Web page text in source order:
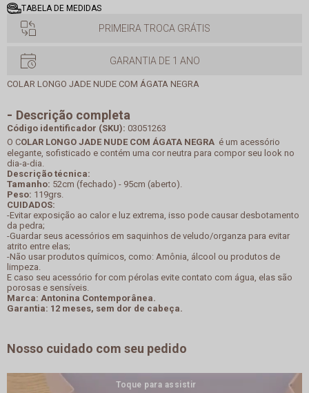
TABELA DE MEDIDAS
PRIMEIRA TROCA GRÁTIS
GARANTIA DE 1 ANO
COLAR LONGO JADE NUDE COM ÁGATA NEGRA
Descrição completa
Código identificador (SKU): 03051263
O COLAR LONGO JADE NUDE COM ÁGATA NEGRAé um acessório
elegante, sofisticado e contém uma cor neutra para compor seu look no
dia-a-dia.
Descrição técnica:
Tamanho: 52cm (fechado) - 95cm (aberto).
Peso: 119grs.
CUIDADOS:
-Evitar exposição ao calor e luz extrema, isso pode causar desbotamento
da pedra;
-Guardar seus acessórios em saquinhos de veludo/organza para evitar
atrito entre elas;
-Não usar produtos químicos, como: Amônia, álcool ou produtos de
limpeza.
E caso seu acessório for com pérolas evite contato com água, elas são
porosas e sensíveis.
Marca: Antonina Contemporânea.
Garantia: 12 meses, sem dor de cabeça.
Nosso cuidado com seu pedido